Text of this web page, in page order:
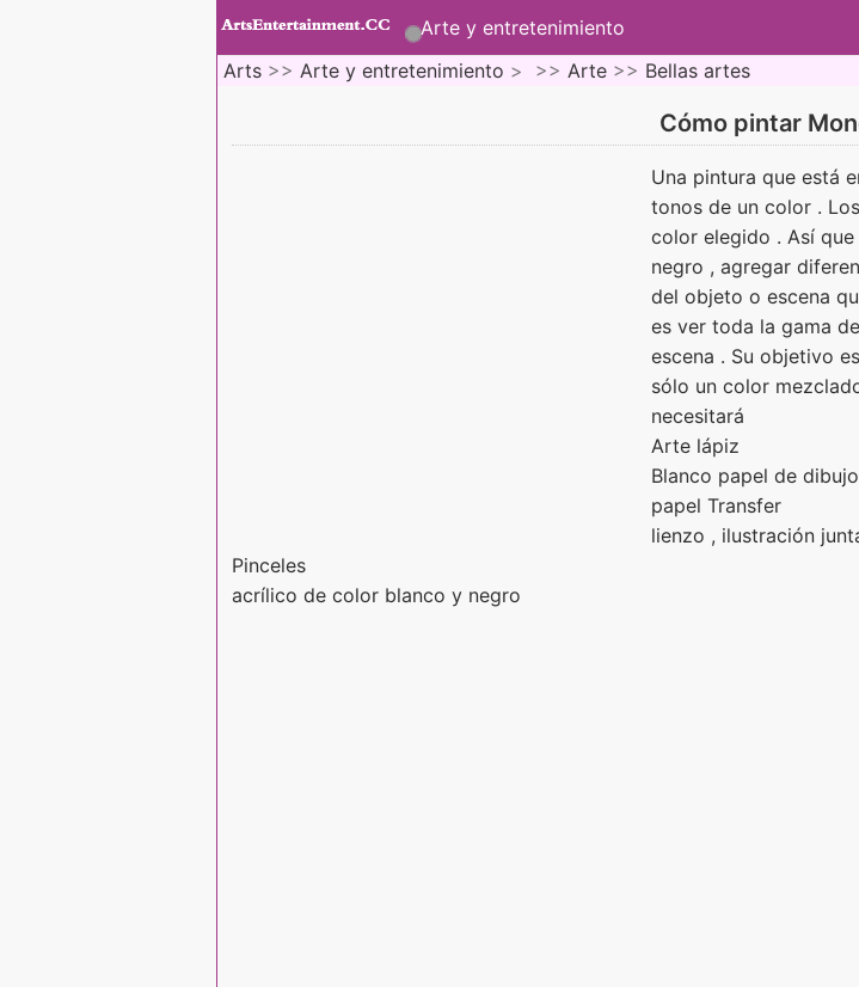
Arte y entretenimiento
Arts >> Arte y entretenimiento > >> Arte >> Bellas artes
Cómo pintar
Una pintura que está
tonos de un color .
color elegido . Así
negro , agregar
del objeto o escena
es ver toda la gama
escena . Su objetivo
sólo un color
necesitará
Arte lápiz
Blanco papel de dibujo
papel Transfer
lienzo , ilustración
Pinceles
acrílico de color blanco y negro